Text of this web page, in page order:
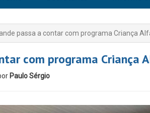
passa a contar com programa Criança
com programa Criança
Paulo Sérgio